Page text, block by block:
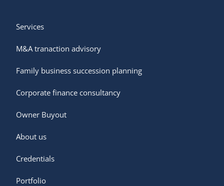
Services
M&A tranaction advisory
Family business succession planning
Corporate finance consultancy
Owner Buyout
About us
Credentials
Portfolio